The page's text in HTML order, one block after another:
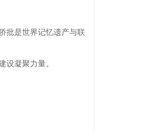
批是世界记忆遗产与联
设凝聚力量。